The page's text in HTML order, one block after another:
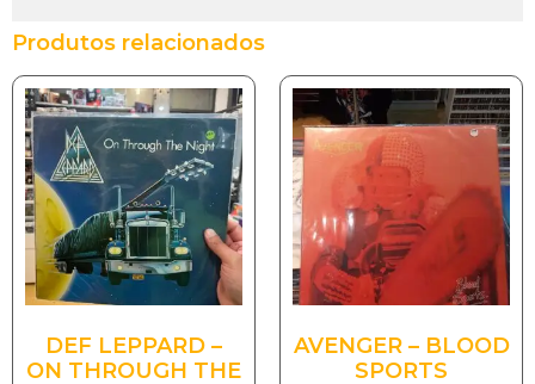
Produtos relacionados
DEF LEPPARD –
ON THROUGH THE
AVENGER – BLOOD
SPORTS